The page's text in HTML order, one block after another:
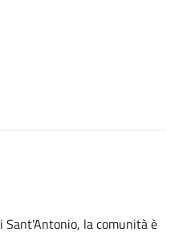
Sant'Antonio, la comunità è